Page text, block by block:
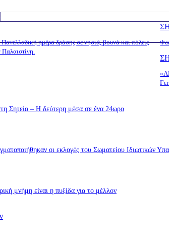
ημέρα δράσης σε νησιά, βουνά και πόλεις
Σητεία – Η δεύτερη μέσα σε ένα 24ωρο
οι εκλογές του Σωματείου Ιδιωτικών
μνήμη είναι η πυξίδα για το μέλλον